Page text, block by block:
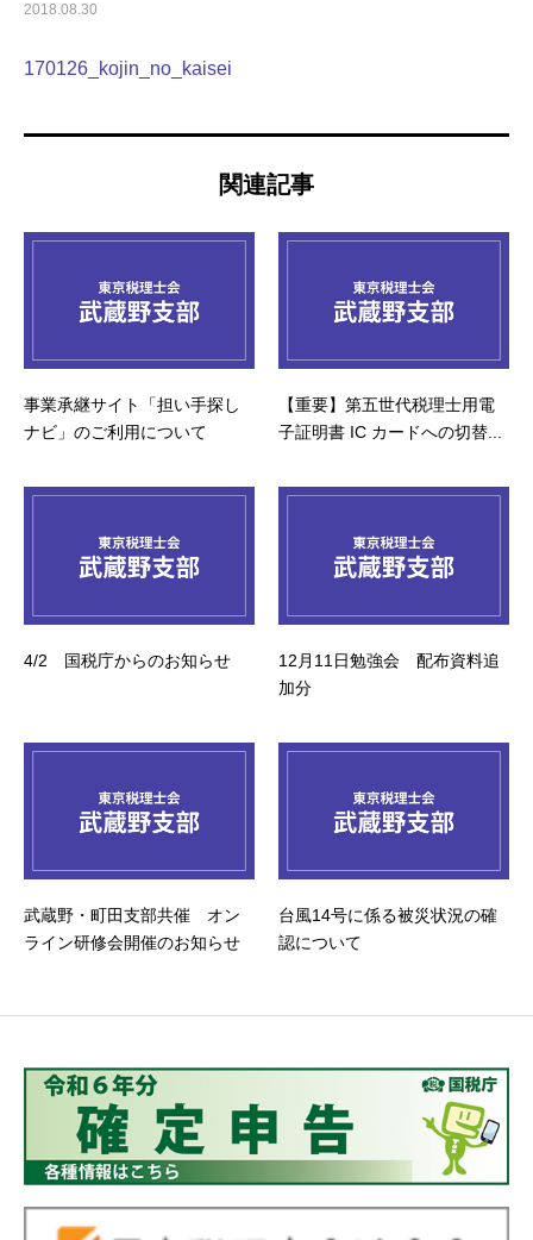
2018.08.30
170126_kojin_no_kaisei
関連記事
事業承継サイト「担い手探し
ナビ」のご利用について
【重要】第五世代税理士用電
子証明書 IC カードへの切替...
4/2 国税庁からのお知らせ
12月11日勉強会 配布資料追
加分
武蔵野・町田支部共催 オン
ライン研修会開催のお知らせ
台風14号に係る被災状況の確
認について